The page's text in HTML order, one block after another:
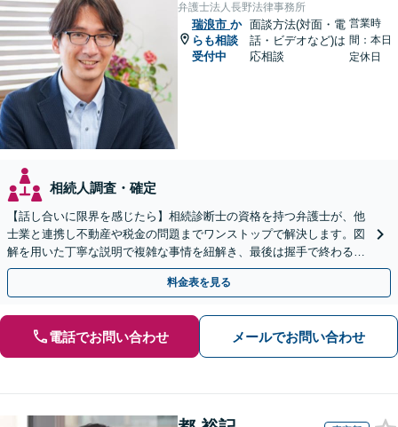
弁護士法人長野法律事務所
瑞浪市 か
らも相談
受付中
面談方法(対面・電
話・ビデオなど)は
応相談
営業時
間：本日
定休日
相続人調査・確定
【話し合いに限界を感じたら】相続診断士の資格を持つ弁護士が、他
士業と連携し不動産や税金の問題までワンストップで解決します。図
解を用いた丁寧な説明で複雑な事情を紐解き、最後は握手で終わる円
満な解決へ導きます。【東海エリア・神奈川県対応】
料金表を見る
電話でお問い合わせ メールでお問い合わせ